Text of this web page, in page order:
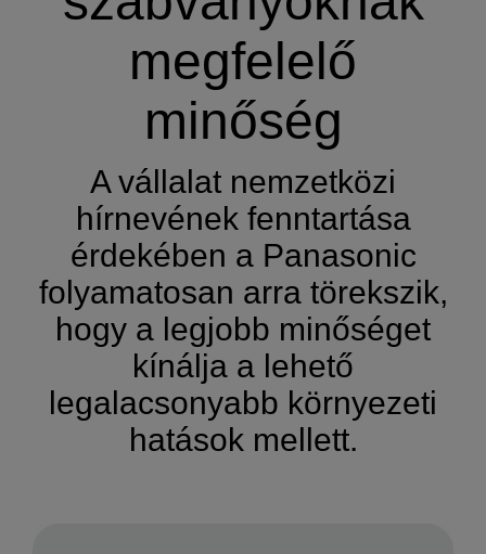
megfelelő
minőség
A vállalat nemzetközi
hírnevének fenntartása
érdekében a Panasonic
folyamatosan arra törekszik,
hogy a legjobb minőséget
kínálja a lehető
legalacsonyabb környezeti
hatások mellett.